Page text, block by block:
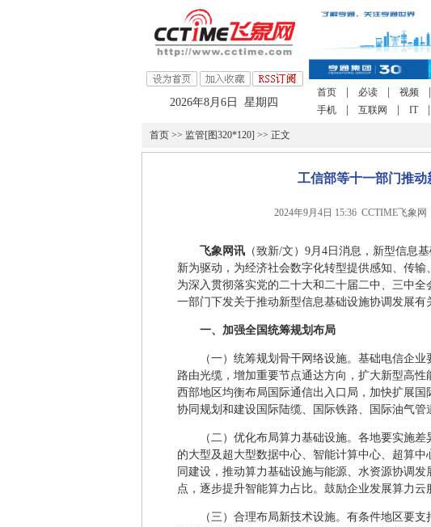
2026年8月6日 星期四
首页 必读 视频
手机
互联网 IT
首页>> 监管[图320*120] >> 正文
工信部等十一部门推
2024年9月4日 15:36 CCTIME飞象
飞象网讯（致新/文）9月4日消息，新型信息
新为驱动，为经济社会数字化转型提供感知、传
为深入贯彻落实党的二十大和二十届二中、三中
一部门下发关于推动新型信息基础设施协调发展有
一、加强全国统筹规划布局
（一）统筹规划骨干网络设施。基础电信企
路由光缆，增加重要节点通达方向，扩大新型高
西部地区均衡布局国际通信出入口局，加快扩展
协同规划和建设国际陆缆、国际铁路、国际油气管
（二）优化布局算力基础设施。各地要实施
的大型及超大型数据中心、智能计算中心、超算
同建设，推动算力基础设施与能源、水资源协调
点，逐步提升智能算力占比。鼓励企业发展算力云
（三）合理布局新技术设施。有条件地区要